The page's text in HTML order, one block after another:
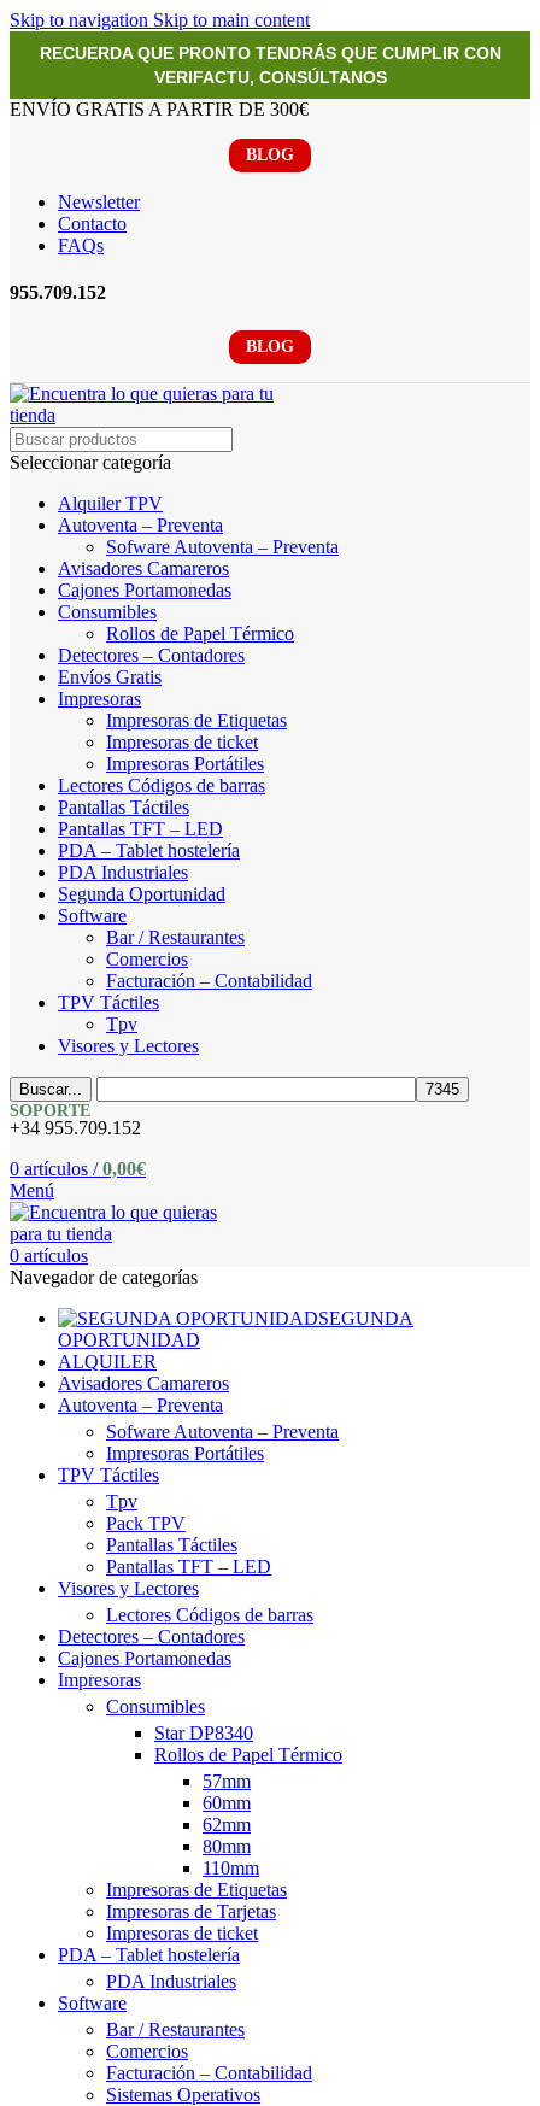
Skip to navigation Skip to main content
RECUERDA QUE PRONTO TENDRÁS QUE CUMPLIR CON
VERIFACTU, CONSÚLTANOS
ENVÍO GRATIS A PARTIR DE 300€
BLOG
Newsletter
Contacto
FAQs
955.709.152
BLOG
Seleccionar categoría
Alquiler TPV
Autoventa – Preventa
Sofware Autoventa – Preventa
Avisadores Camareros
Cajones Portamonedas
Consumibles
Rollos de Papel Térmico
Detectores – Contadores
Envíos Gratis
Impresoras
Impresoras de Etiquetas
Impresoras de ticket
Impresoras Portátiles
Lectores Códigos de barras
Pantallas Táctiles
Pantallas TFT – LED
PDA – Tablet hostelería
PDA Industriales
Segunda Oportunidad
Software
Bar / Restaurantes
Comercios
Facturación – Contabilidad
TPV Táctiles
Tpv
Visores y Lectores
Buscar...
SOPORTE
+34 955.709.152
0 artículos / 0,00€
Menú
0 artículos
Navegador de categorías
SEGUNDA
OPORTUNIDAD
ALQUILER
Avisadores Camareros
Autoventa – Preventa
Sofware Autoventa – Preventa
Impresoras Portátiles
TPV Táctiles
Tpv
Pack TPV
Pantallas Táctiles
Pantallas TFT – LED
Visores y Lectores
Lectores Códigos de barras
Detectores – Contadores
Cajones Portamonedas
Impresoras
Consumibles
Star DP8340
Rollos de Papel Térmico
57mm
60mm
62mm
80mm
110mm
Impresoras de Etiquetas
Impresoras de Tarjetas
Impresoras de ticket
PDA – Tablet hostelería
PDA Industriales
Software
Bar / Restaurantes
Comercios
Facturación – Contabilidad
Sistemas Operativos